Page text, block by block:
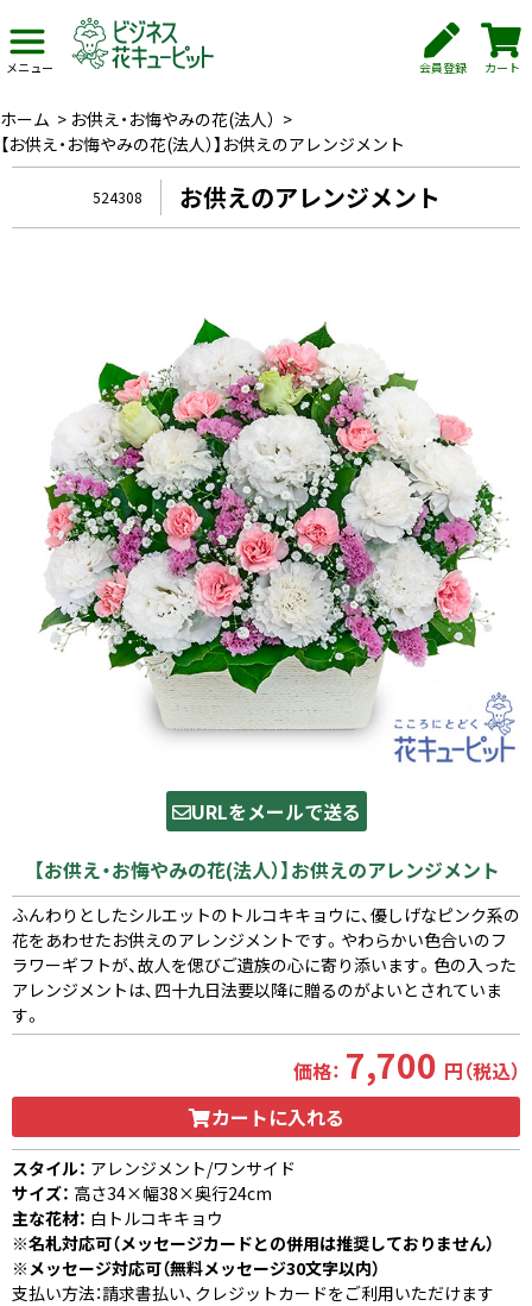
メニュー 会員登録 カート
ホーム > お供え・お悔やみの花(法人） >
【お供え・お悔やみの花(法人）】お供えのアレンジメント
524308 お供えのアレンジメント
URLをメールで送る
【お供え・お悔やみの花(法人）】お供えのアレンジメント
ふんわりとしたシルエットのトルコキキョウに、優しげなピンク系の
花をあわせたお供えのアレンジメントです。やわらかい色合いのフ
ラワーギフトが、故人を偲びご遺族の心に寄り添います。色の入った
アレンジメントは、四十九日法要以降に贈るのがよいとされていま
す。
価格： 7,700 円（税込）
カートに入れる
スタイル： アレンジメント/ワンサイド
サイズ： 高さ34×幅38×奥行24cm
主な花材： 白トルコキキョウ
※名札対応可（メッセージカードとの併用は推奨しておりません）
※メッセージ対応可（無料メッセージ30文字以内）
支払い方法：請求書払い、クレジットカードをご利用いただけます